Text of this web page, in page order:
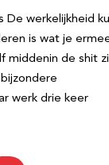
De werkelijkheid
is wat je
middenin de shit
werk drie keer